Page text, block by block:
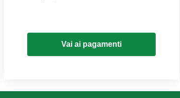
Vai ai pagamenti